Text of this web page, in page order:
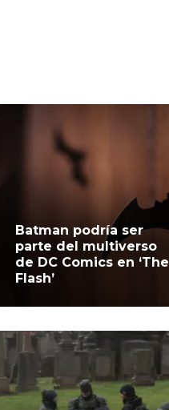
Batman podría ser
parte del multiverso
de DC Comics en ‘The
Flash’